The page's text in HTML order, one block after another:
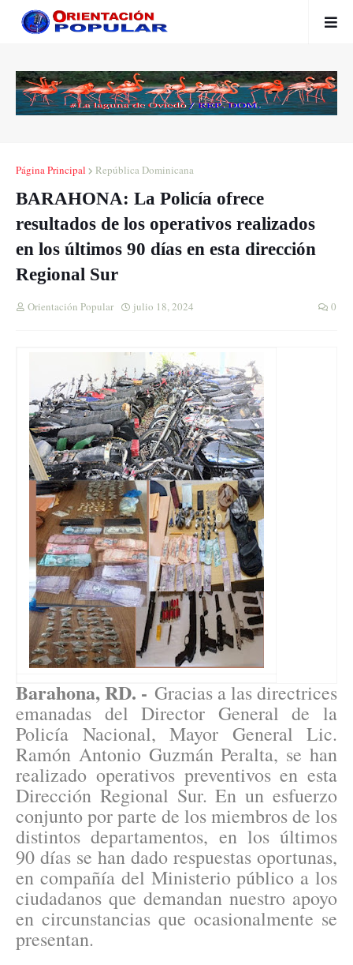
Página Principal República Dominicana
BARAHONA: La Policía ofrece
resultados de los operativos realizados
en los últimos 90 días en esta dirección
Regional Sur
Orientación Popular julio 18, 2024 0
Barahona, RD. - Gracias a las directrices
emanadas del Director General de la
Policía Nacional, Mayor General Lic.
Ramón Antonio Guzmán Peralta, se han
realizado operativos preventivos en esta
Dirección Regional Sur. En un esfuerzo
conjunto por parte de los miembros de los
distintos departamentos, en los últimos
90 días se han dado respuestas oportunas,
en compañía del Ministerio público a los
ciudadanos que demandan nuestro apoyo
en circunstancias que ocasionalmente se
presentan.